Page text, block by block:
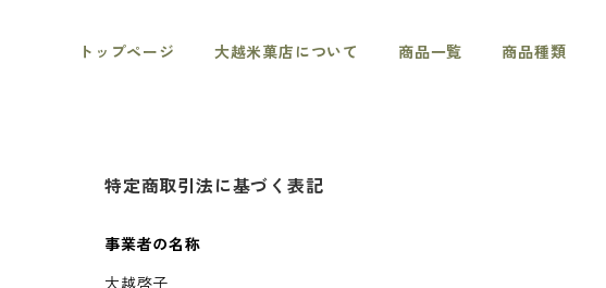
トップページ 大越米菓店について 商品一覧 商品種類
特定商取引法に基づく表記
事業者の名称
大越啓子